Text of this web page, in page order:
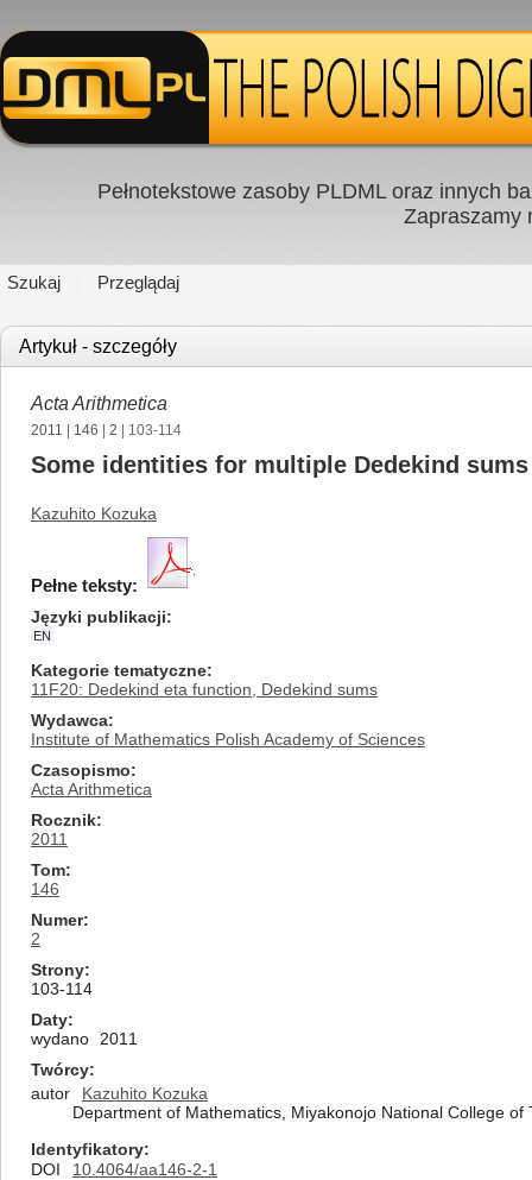
Pełnotekstowe zasoby PLDML oraz innych
Zapraszamy
Szukaj Przeglądaj
Artykuł - szczegóły
Acta Arithmetica
2011 146 2 | 103-114
Some identities for multiple Dedekind
Kazuhito Kozuka
Pełne teksty:
Języki publikacji
EN
Kategorie tematyczne
11F20: Dedekind eta function, Dedekind sums
Wydawca
Institute of Mathematics Polish Academy of Sciences
Czasopismo
Acta Arithmetica
Rocznik
2011
Tom
146
Numer
2
Strony
103-114
Daty
wydano
2011
Twórcy
autor
Kazuhito Kozuka
Department of Mathematics, Miyakonojo National College
Identyfikatory
DOI
10.4064/aa146-2-1